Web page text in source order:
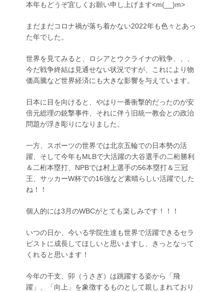
本年もどうぞ宜しくお願い申し上げます<m(__)m>
まだまだコロナ禍が落ち着かない2022年も色々とあっ
た年でした。
世界を見てみると、ロシアとウクライナの戦争、、、
今だ戦争終結は見通せない状況ですが、これにより物
価高騰など世界経済にも大きな影響を与えています。
日本に目を向けると、やはり一番衝撃的だったのが安
倍元総理の銃撃事件、それに伴う旧統一教会との政治
問題が浮き彫りになりました。
一方、スポーツの世界では北京五輪での日本勢の活
躍、そして今年もMLBで大活躍の大谷選手の二桁勝利
＆二桁本塁打、NPBでは村上選手の56本塁打＆三冠
王、サッカーW杯での16強など素晴らしい活躍でした
ね！！
個人的には3月のWBCがとても楽しみです！！！
いつの日か、今いる学院生達も世界で活躍できるセラ
ピストに成長してほしいと思いますし、きっとなって
くれると思います！
今年の干支、卯（うさぎ）は跳躍する姿から「飛
躍」、「向上」を象徴するものとして親しまれており